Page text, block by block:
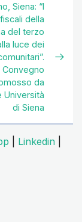
Siena: “I
della
del terzo
luce dei
Convegno
da
Università
di Siena
Linkedin